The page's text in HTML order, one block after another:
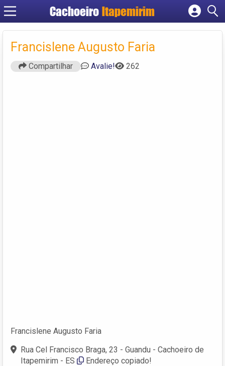
Cachoeiro Itapemirim
Cadastrar empresa
Criar conta
Francislene Augusto Faria
Compartilhar Avalie! 262
Francislene Augusto Faria
Rua Cel Francisco Braga, 23 - Guandu - Cachoeiro de
Itapemirim - ES
Endereço copiado!